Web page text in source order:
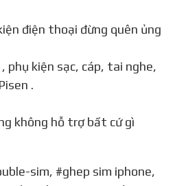
điện thoại đừng quên ủng
, phụ kiện sạc, cáp, tai nghe,
.
không hỗ trợ bất cứ gì